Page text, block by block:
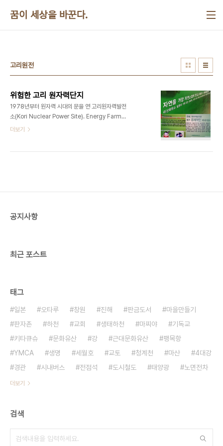
꿈이 세상을 바꾼다.
고리원전
위험한 고리 원자력단지
​​1978년부터 원자력 시대의 문을 연 고리원자력발전
소(Kori Nuclear Power Site). Energy Farm이
라는 이름의 홍보관에는 핵발전은 이산화탄소 배출
더보기
공지사항
최근 포스트
태그
일본 오타루 창원 진해 판금도서
마을만들기
판자촌
하천 교회 생태하천 마찌야
기독교
키타큐슈
문화유산 강 근대문화유산
팽목항
YMCA
생명 세월호 교토 청계천 마산
4대강
경관
시내버스 전점석 도시철도 태양광 노면전차
더보기
검색